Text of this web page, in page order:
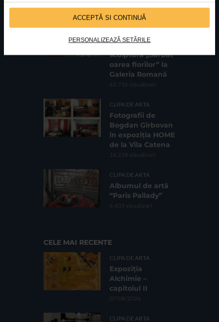
ACCEPTĂ SI CONTINUĂ
PERSONALIZEAZĂ SETĂRILE
CELE MAI VIZUALIZATE
Expoziția de
pictură și
sculptură „Sărbăt
oarea florilor” la
Galeria Romană
62.736 vizualizari
CLIPA DE ARTA
Fotografii de
Bogdan Gîrbovan
în expoziția HOME
de la Vila Catena
16.218 vizualizari
CLIPA DE ARTA
Albumul de artă
“Paris Pallady”
6.603 vizualizari
CELE MAI RECENTE
CLIPA DE ARTA
Expoziția
Alchimie –
capitolul II
07/08/2026
CLIPA DE ARTA